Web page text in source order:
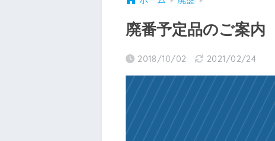
廃番予定品のご案
2018/10/02 2021/02/24